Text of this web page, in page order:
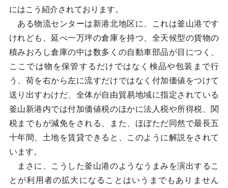
にはこう紹介されております。
ある物流センターは新港北地区に、これは釜山港です
けれども、延べ一万坪の倉庫を持つ、全天候型の貨物の
積みおろし倉庫の中は数多くの自動車部品が目につく、
ここでは物を保管するだけではなく検品や包装まで行
う、荷を右から左に流すだけではなく付加価値をつけて
送り出すわけだ、全体が自由貿易地域に指定されている
釜山新港内では付加価値税のほかに法人税や所得税、関
税までもが減免をされる、また、ほぼただ同然で最長五
十年間、土地を賃貸できると、このように解説をされて
います。
まさに、こうした釜山港のようなうまみを演出するこ
とが利用者の拡大になることはいうまでもありません